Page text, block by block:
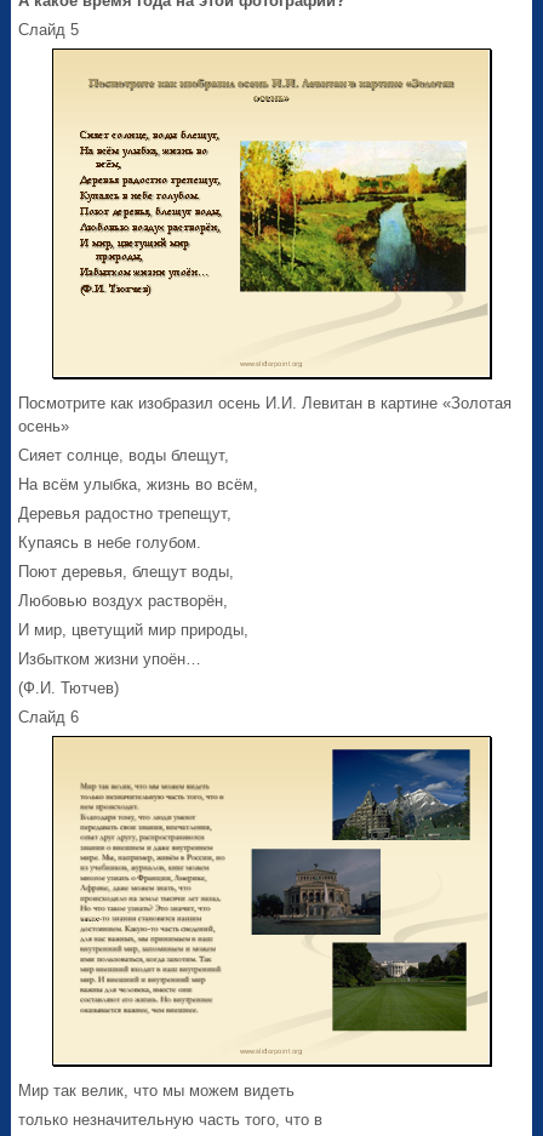
Слайд 5
Посмотрите как изобразил осень И.И. Левитан в картине «Золотая
осень»
Сияет солнце, воды блещут,
На всём улыбка, жизнь во всём,
Деревья радостно трепещут,
Купаясь в небе голубом.
Поют деревья, блещут воды,
Любовью воздух растворён,
И мир, цветущий мир природы,
Избытком жизни упоён…
(Ф.И. Тютчев)
Слайд 6
Мир так велик, что мы можем видеть
только незначительную часть того, что в